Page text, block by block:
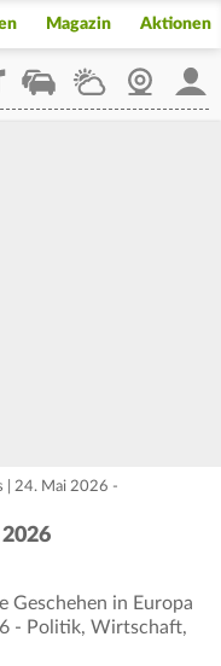
Magazin Aktionen
StaupilotWetterWebcam
| 24. Mai 2026 -
Geschehen in Europa
- Politik, Wirtschaft,